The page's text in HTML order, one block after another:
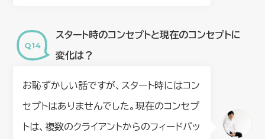
スタート時のコンセプトと現在のコンセプトに
変化は？
お恥ずかしい話ですが、スタート時にはコン
セプトはありませんでした。現在のコンセプ
トは、複数のクライアントからのフィードバッ